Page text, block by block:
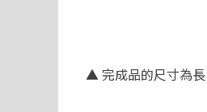
▲ 完成品的尺寸為長